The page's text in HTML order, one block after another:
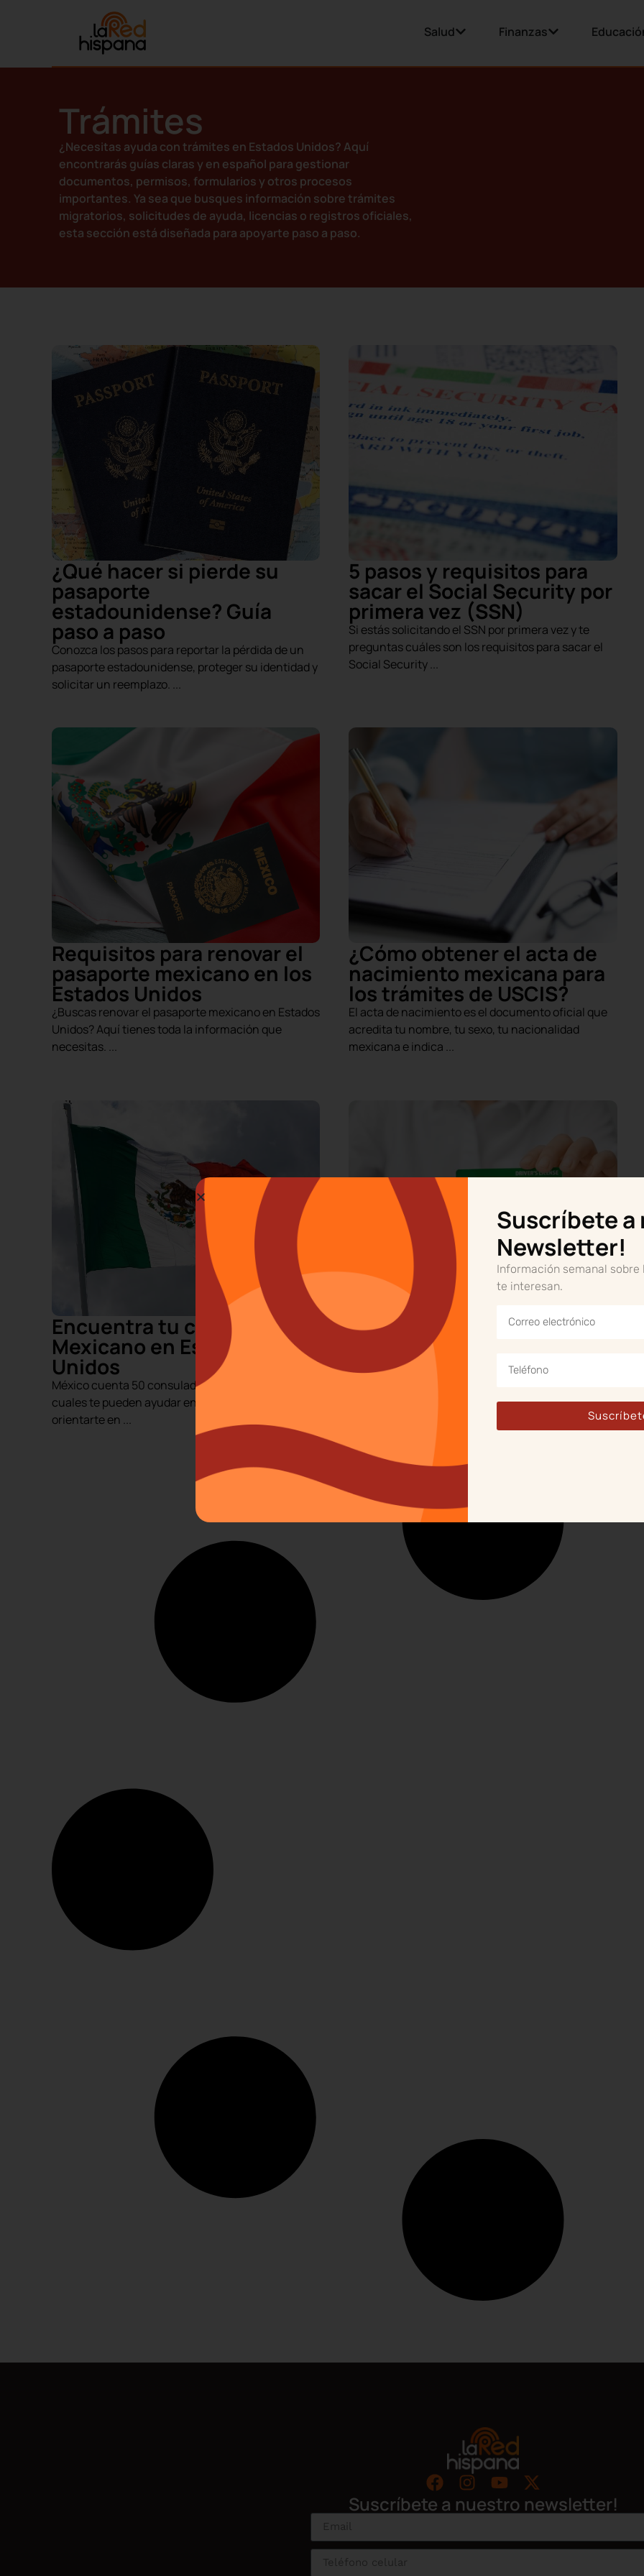
Salud Finanzas
Trámites
¿Necesitas ayuda con trámites en Estados Unidos? Aquí
encontrarás guías claras y en español para gestionar
documentos, permisos, formularios y otros procesos
importantes. Ya sea que busques información sobre trámites
migratorios, solicitudes de ayuda, licencias o registros oficiales,
esta sección está diseñada para apoyarte paso a paso.
¿Qué hacer si pierde su
pasaporte
estadounidense? Guía
paso a paso
Conozca los pasos para reportar la pérdida de un
pasaporte estadounidense, proteger su identidad y
solicitar un reemplazo. ...
5 pasos y requisitos para
sacar el Social Security por
primera vez (SSN)
Si estás solicitando el SSN por primera vez y te
preguntas cuáles son los requisitos para sacar el
Social Security ...
Requisitos para renovar el
pasaporte mexicano en los
Estados Unidos
¿Buscas renovar el pasaporte mexicano en Estados
Unidos? Aquí tienes toda la información que
necesitas. ...
¿Cómo obtener el acta de
nacimiento mexicana para
los trámites de USCIS?
El acta de nacimiento es el documento oficial que
acredita tu nombre, tu sexo, tu nacionalidad
mexicana e indica ...
Encuentra tu consulado
Mexicano en Estados
Unidos
México cuenta 50 consulados en EE. UU., los
cuales te pueden ayudar en caso de emergencia u
orientarte en ...
¿Qué estados otorgan
licencias de conducir a
indocumentados?
una licencia de conducir, sin requerir un estatus
Suscríbete a nuestro newsletter!
Suscríbete
Newsletter!
Información semanal sobre
te interesan.